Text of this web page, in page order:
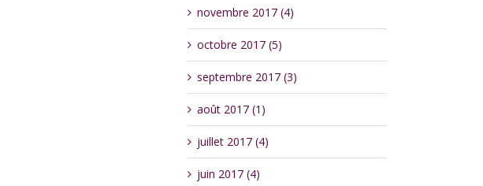
novembre 2017 (4)
octobre 2017 (5)
septembre 2017 (3)
août 2017 (1)
juillet 2017 (4)
juin 2017 (4)